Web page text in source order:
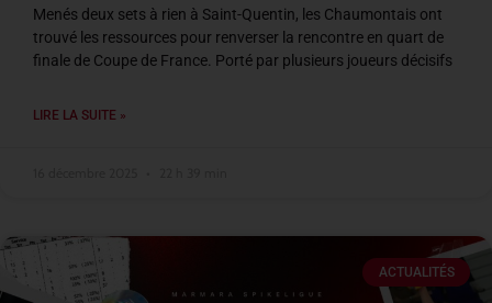
Menés deux sets à rien à Saint-Quentin, les Chaumontais ont
trouvé les ressources pour renverser la rencontre en quart de
finale de Coupe de France. Porté par plusieurs joueurs décisifs
LIRE LA SUITE »
ACTUALITÉS